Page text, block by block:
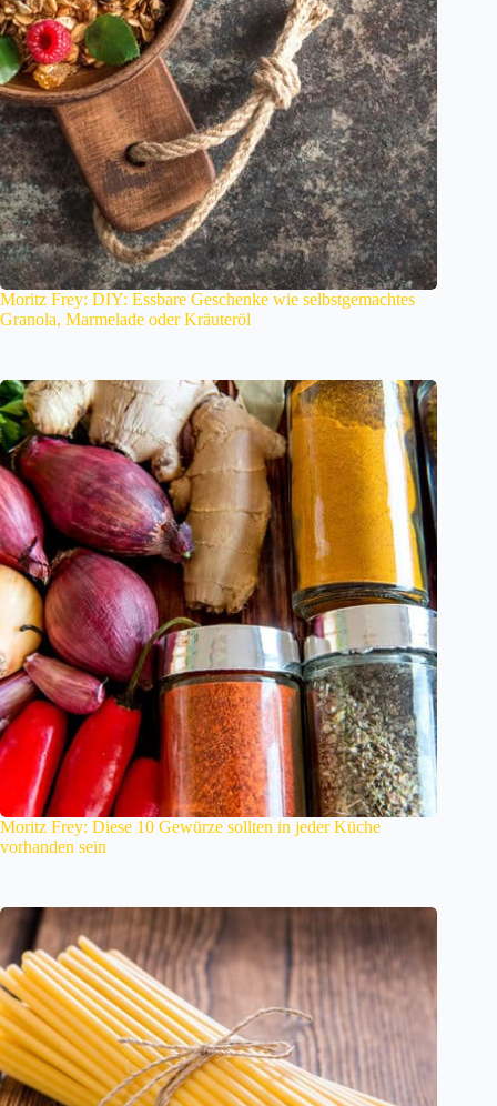
Moritz Frey: DIY: Essbare Geschenke wie selbstgemachtes
Granola, Marmelade oder Kräuteröl
Moritz Frey: Diese 10 Gewürze sollten in jeder Küche
vorhanden sein